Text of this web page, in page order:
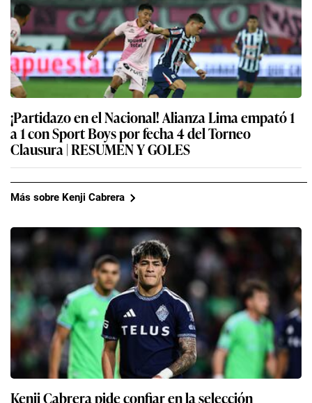
¡Partidazo en el Nacional! Alianza Lima empató 1
a 1 con Sport Boys por fecha 4 del Torneo
Clausura | RESUMEN Y GOLES
Más sobre Kenji Cabrera
Kenji Cabrera pide confiar en la selección